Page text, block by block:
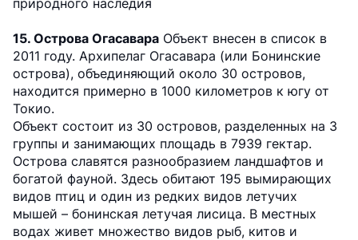
природного наследия
15. Острова Огасавара Объект внесен в список в
2011 году. Архипелаг Огасавара (или Бонинские
острова), объединяющий около 30 островов,
находится примерно в 1000 километров к югу от
Токио.
Объект состоит из 30 островов, разделенных на 3
группы и занимающих площадь в 7939 гектар.
Острова славятся разнообразием ландшафтов и
богатой фауной. Здесь обитают 195 вымирающих
видов птиц и один из редких видов летучих
мышей – бонинская летучая лисица. В местных
водах живет множество видов рыб, китов и